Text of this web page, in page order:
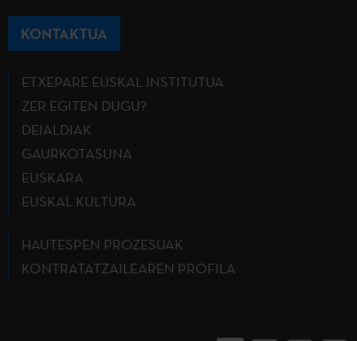
KONTAKTUA
ETXEPARE EUSKAL INSTITUTUA
ZER EGITEN DUGU?
DEIALDIAK
GAURKOTASUNA
EUSKARA
EUSKAL KULTURA
HAUTESPEN PROZESUAK
KONTRATATZAILEAREN PROFILA